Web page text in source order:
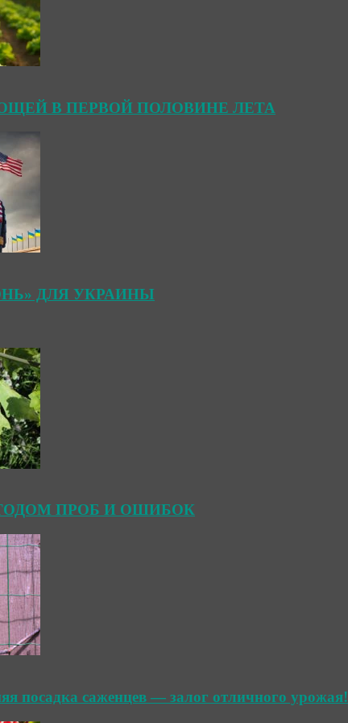
В ПЕРВОЙ ПОЛОВИНЕ ЛЕТА
ДЛЯ УКРАИНЫ
ПРОБ И ОШИБОК
посадка саженцев — залог отличного урожая!